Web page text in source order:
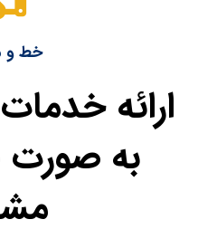
خط و
ارائه
به صورت